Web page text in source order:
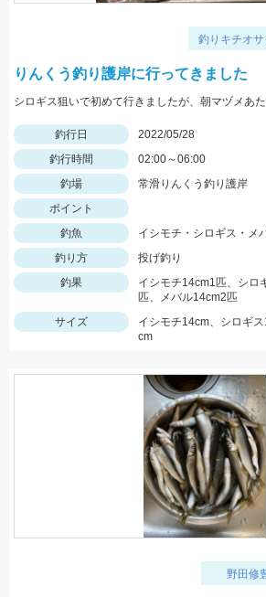
釣りキチオサ
りんくう釣り護岸に行ってきました
釣行日
2022/05/28
釣行時間
02:00～06:00
釣場
常滑りんくう釣り護岸
ポイント
釣魚
イシモチ・シロギス・メ
釣り方
投げ釣り
釣果
イシモチ14cm1匹、シロ
匹、メバル14cm2匹
サイズ
イシモチ14cm、シロギ
cm
野田修